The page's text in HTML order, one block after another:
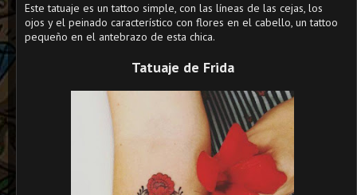
Este tatuaje es un tattoo simple, con las líneas de las cejas, los
ojos y el peinado característico con flores en el cabello, un tattoo
pequeño en el antebrazo de esta chica.
Tatuaje de Frida